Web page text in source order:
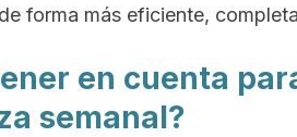
forma más eficiente,
en cuenta
semanal?